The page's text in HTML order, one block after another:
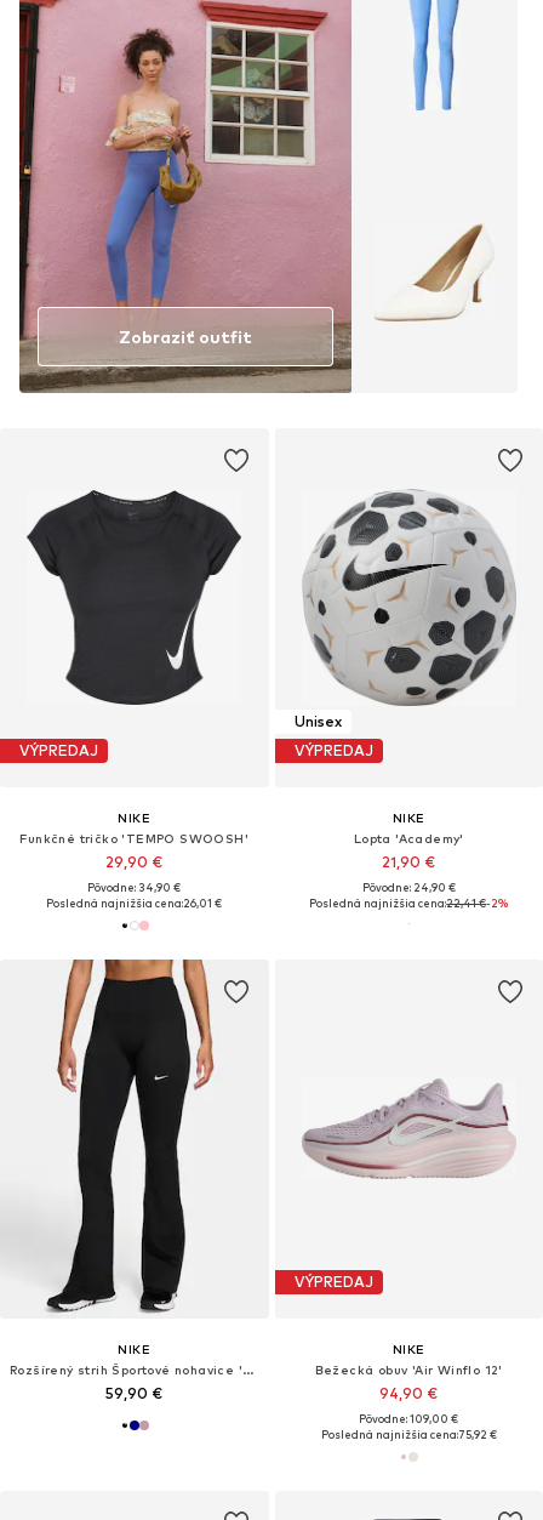
VÝPREDAJ
NIKE
Funkčné tričko 'TEMPO SWOOSH'
29,90 €
Pôvodne: 34,90 €
Posledná najnižšia cena:26,01 €
Unisex
VÝPREDAJ
NIKE
Lopta 'Academy'
21,90 €
Pôvodne: 24,90 €
Posledná najnižšia cena:22,41 €-2%
Zobraziť outfit
NIKE
Rozšírený strih Športové nohavice 'ONE'
59,90 €
VÝPREDAJ
NIKE
Bežecká obuv 'Air Winflo 12'
94,90 €
Pôvodne: 109,00 €
Posledná najnižšia cena:75,92 €